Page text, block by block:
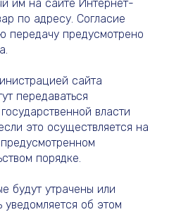
им на сайте Интернет-
по адресу. Согласие
передачу предусмотрено
сайта
передаваться
власти
это осуществляется на
порядке.
будут утрачены или
уведомляется об этом